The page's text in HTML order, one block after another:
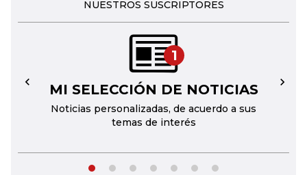
NUESTROS SUSCRIPTORES
1
MI SELECCIÓN DE NOTICIAS
Noticias personalizadas, de acuerdo a sus
temas de interés
← →